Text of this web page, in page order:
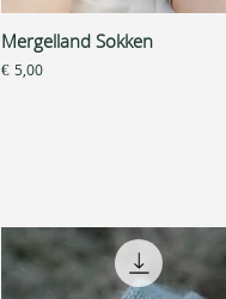
Snel overzicht
Mergelland Sokken
Prijs
€ 5,00